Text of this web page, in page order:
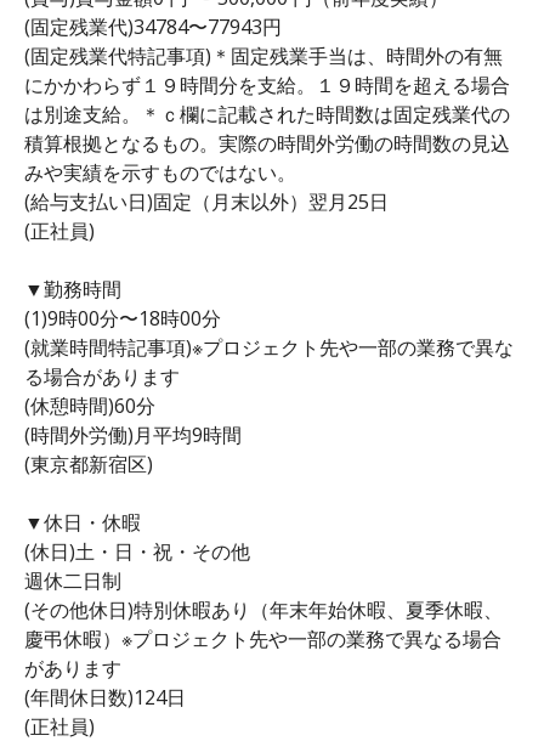
(固定残業代)34784〜77943円
(固定残業代特記事項)＊固定残業手当は、時間外の有無
にかかわらず１９時間分を支給。１９時間を超える場合
は別途支給。＊ｃ欄に記載された時間数は固定残業代の
積算根拠となるもの。実際の時間外労働の時間数の見込
みや実績を示すものではない。
(給与支払い日)固定（月末以外）翌月25日
(正社員)
▼勤務時間
(1)9時00分〜18時00分
(就業時間特記事項)※プロジェクト先や一部の業務で異な
る場合があります
(休憩時間)60分
(時間外労働)月平均9時間
(東京都新宿区)
▼休日・休暇
(休日)土・日・祝・その他
週休二日制
(その他休日)特別休暇あり（年末年始休暇、夏季休暇、
慶弔休暇）※プロジェクト先や一部の業務で異なる場合
があります
(年間休日数)124日
(正社員)